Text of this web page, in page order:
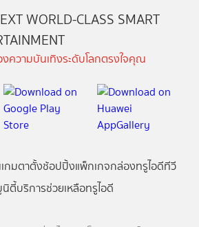
WORLD-CLASS SMART
ความบันเทิงระดับโลกตรงใจคุณ
เกมตาตั้งช้อปปิ้งแพ็กเกจกล่องทรูไอดีทีวี
นิตี้บริการช่วยเหลือทรูไอดี